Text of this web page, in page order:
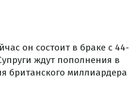
он состоит в браке с 44-
ждут пополнения в
британского миллиардера